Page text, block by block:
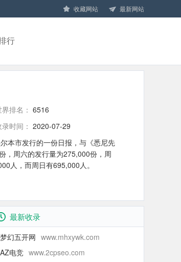
收藏网站 最新网站
行
排名： 6516
时间： 2020-07-29
本市发行的一份日报，与《悉尼先
，周六的发行量为275,000份，周
人，而周日有695,000人。
最新收录
梦幻五开网 www.mhxywk.com
AZ电竞 www.2cpseo.com